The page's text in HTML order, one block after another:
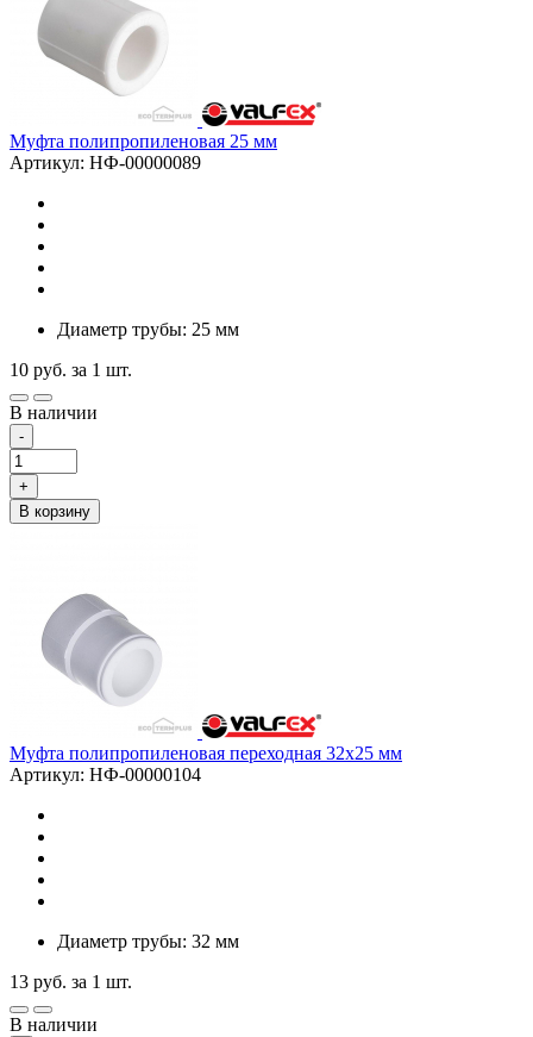
Муфта полипропиленовая 25 мм
Артикул: НФ-00000089
Диаметр трубы: 25 мм
10 руб. за 1 шт.
В наличии
-
+
В корзину
Муфта полипропиленовая переходная 32х25 мм
Артикул: НФ-00000104
Диаметр трубы: 32 мм
13 руб. за 1 шт.
В наличии